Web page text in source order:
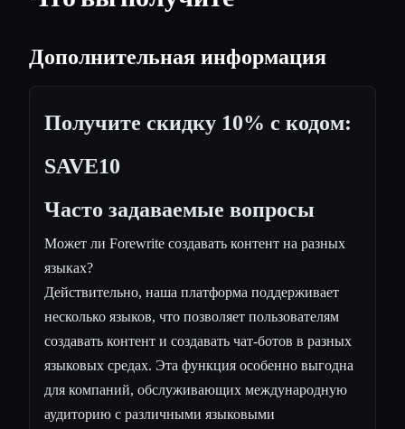
Дополнительная информация
Получите скидку 10% с кодом:
SAVE10
Часто задаваемые вопросы
Может ли Forewrite создавать контент на разных
языках?
Действительно, наша платформа поддерживает
несколько языков, что позволяет пользователям
создавать контент и создавать чат-ботов в разных
языковых средах. Эта функция особенно выгодна
для компаний, обслуживающих международную
аудиторию с различными языковыми